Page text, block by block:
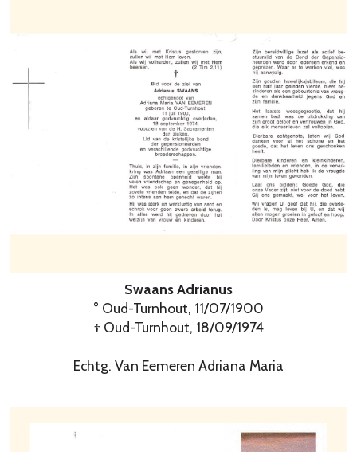
Swaans Adrianus
° Oud-Turnhout, 11/07/1900
† Oud-Turnhout, 18/09/1974
Echtg. Van Eemeren Adriana Maria